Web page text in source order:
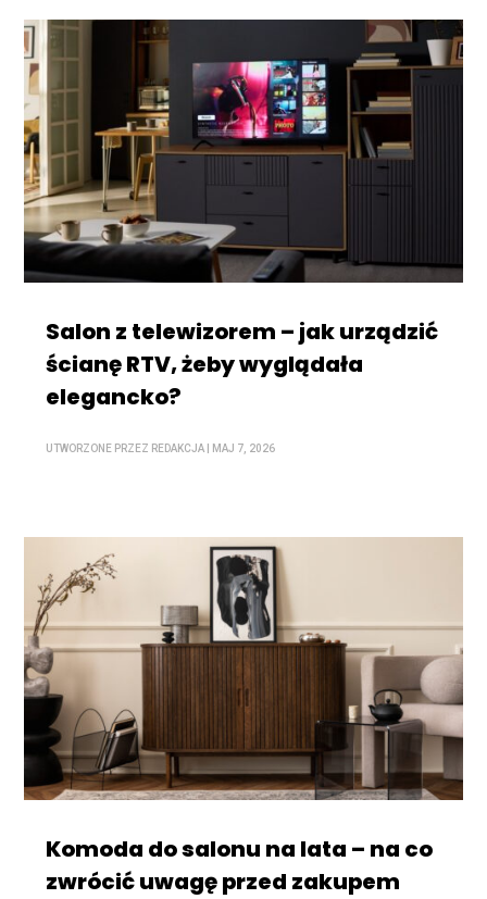
Salon z telewizorem – jak urządzić
ścianę RTV, żeby wyglądała
elegancko?
UTWORZONE PRZEZ REDAKCJA MAJ 7, 2026
Komoda do salonu na lata – na co
zwrócić uwagę przed zakupem